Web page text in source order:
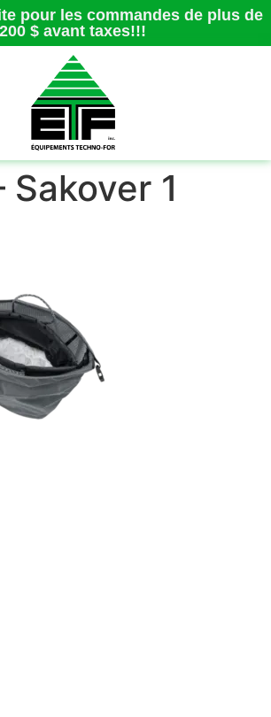
pour les commandes de plus de
200 $ avant taxes!!!
Sakover 1